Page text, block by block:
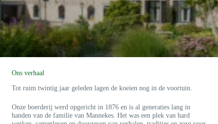
Ons verhaal
Tot ruim twintig jaar geleden lagen de koeien nog in de voortuin.
Onze boerderij werd opgericht in 1876 en is al generaties lang in
handen van de familie van Mannekes. Het was een plek van hard